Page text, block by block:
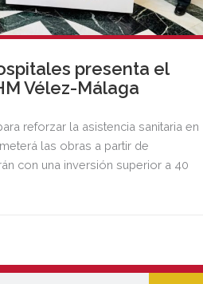
presenta el
Vélez-Málaga
reforzar la asistencia sanitaria en
las obras a partir de
con una inversión superior a 40